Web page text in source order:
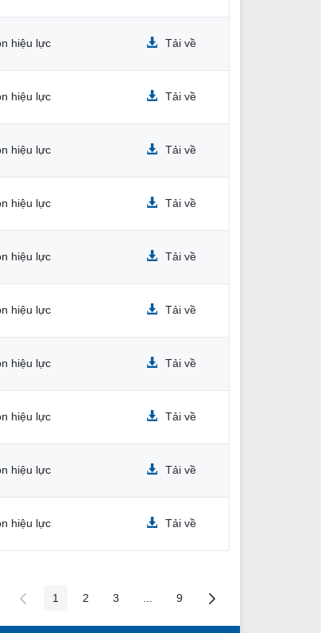
hiệu lực Tải về
hiệu lực Tải về
hiệu lực Tải về
hiệu lực Tải về
hiệu lực Tải về
hiệu lực Tải về
hiệu lực Tải về
hiệu lực Tải về
hiệu lực Tải về
hiệu lực Tải về
Các trang trên cổng
1 Các trang trên cổng
2 Các trang trên cổng
3 Các trang trung gian
Các trang trên cổng
9